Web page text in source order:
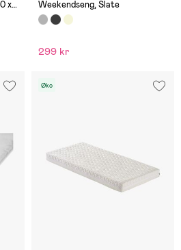
x
Weekendseng, Slate
299 kr
Øko